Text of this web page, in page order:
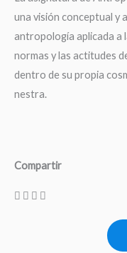
una visión conceptual y
antropología aplicada a
normas y las actitudes
dentro de su propia
nestra.
Compartir